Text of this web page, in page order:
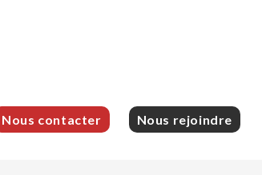
Nous contacter Nous rejoindre